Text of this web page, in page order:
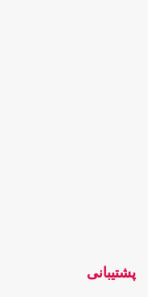
پشتیبانی